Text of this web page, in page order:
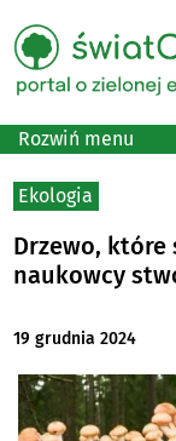
Rozwiń menu
Ekologia
Drzewo, które
naukowcy
19 grudnia 2024